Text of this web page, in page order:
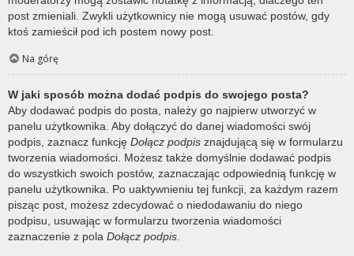
post zmieniali. Zwykli użytkownicy nie mogą usuwać postów, gdy
ktoś zamieścił pod ich postem nowy post.
Na górę
W jaki sposób można dodać podpis do swojego posta?
Aby dodawać podpis do posta, należy go najpierw utworzyć w
panelu użytkownika. Aby dołączyć do danej wiadomości swój
podpis, zaznacz funkcję Dołącz podpis znajdującą się w formularzu
tworzenia wiadomości. Możesz także domyślnie dodawać podpis
do wszystkich swoich postów, zaznaczając odpowiednią funkcję w
panelu użytkownika. Po uaktywnieniu tej funkcji, za każdym razem
pisząc post, możesz zdecydować o niedodawaniu do niego
podpisu, usuwając w formularzu tworzenia wiadomości
zaznaczenie z pola Dołącz podpis.